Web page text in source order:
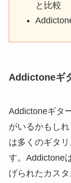
と比較
Addictoneギ
Addictoneギタ
がいるかもし
は多くのギタ
す。Addictone
げられたカス